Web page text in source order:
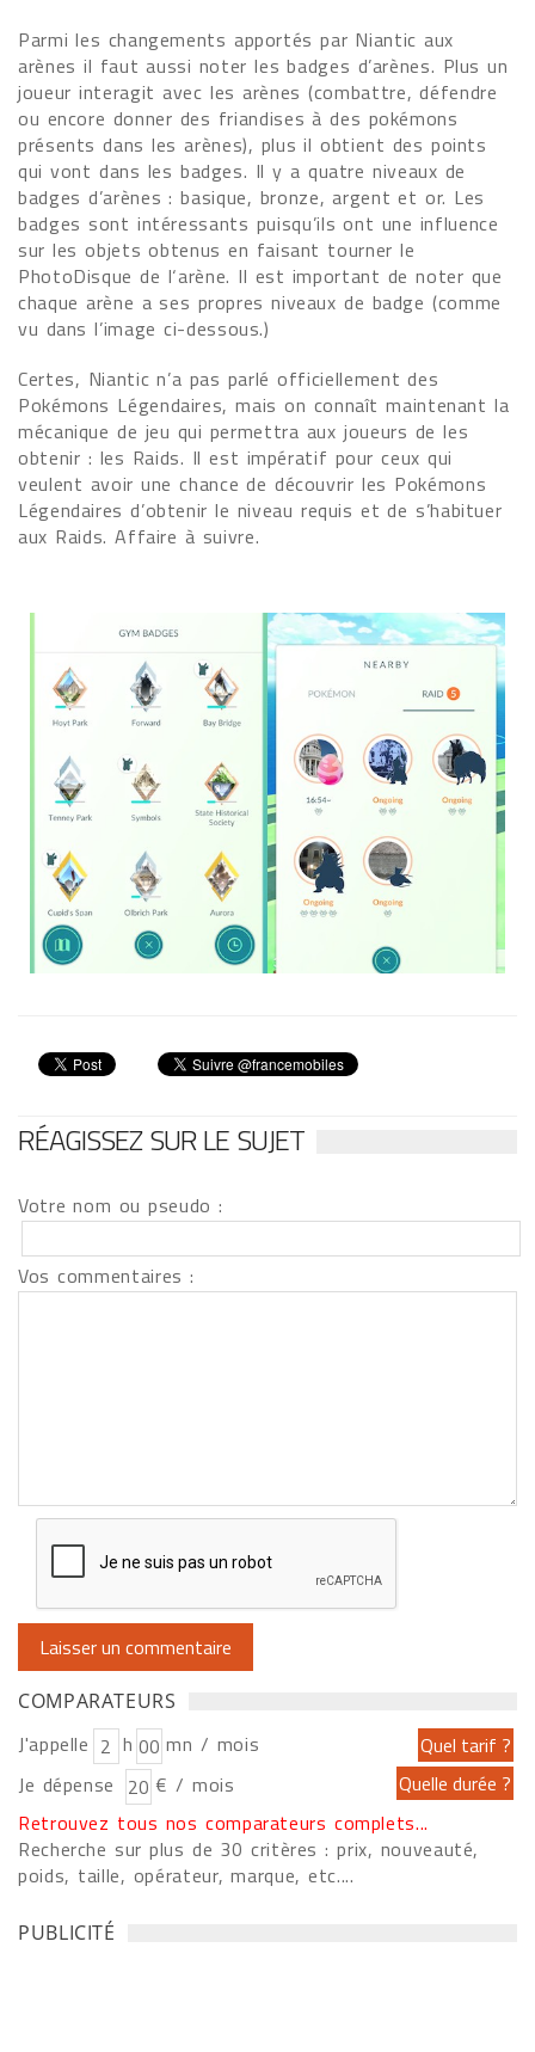
Parmi les changements apportés par Niantic aux
arènes il faut aussi noter les badges d’arènes. Plus un
joueur interagit avec les arènes (combattre, défendre
ou encore donner des friandises à des pokémons
présents dans les arènes), plus il obtient des points
qui vont dans les badges. Il y a quatre niveaux de
badges d’arènes : basique, bronze, argent et or. Les
badges sont intéressants puisqu’ils ont une influence
sur les objets obtenus en faisant tourner le
PhotoDisque de l‘arène. Il est important de noter que
chaque arène a ses propres niveaux de badge (comme
vu dans l’image ci-dessous.)
Certes, Niantic n’a pas parlé officiellement des
Pokémons Légendaires, mais on connaît maintenant la
mécanique de jeu qui permettra aux joueurs de les
obtenir : les Raids. Il est impératif pour ceux qui
veulent avoir une chance de découvrir les Pokémons
Légendaires d’obtenir le niveau requis et de s’habituer
aux Raids. Affaire à suivre.
RÉAGISSEZ SUR LE SUJET
Votre nom ou pseudo :
Vos commentaires :
COMPARATEURS
J'appelle h
mn / mois
Je dépense
€ / mois
Retrouvez tous nos comparateurs complets...
Recherche sur plus de 30 critères : prix, nouveauté,
poids, taille, opérateur, marque, etc....
PUBLICITÉ